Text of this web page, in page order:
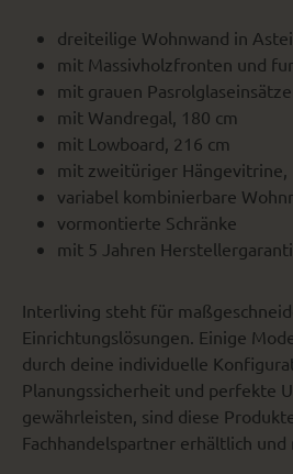
dreiteilige Wohnwand in
mit Massivholzfronten und
mit grauen
mit Wandregal, 180 cm
mit Lowboard, 216 cm
mit zweitüriger Hängevitrine,
variabel kombinierbare
vormontierte Schränke
mit 5 Jahren
Interliving steht für
Einrichtungslösungen. Einige
durch deine individuelle
Planungssicherheit und perfekte
gewährleisten, sind diese
Fachhandelspartner erhältlich